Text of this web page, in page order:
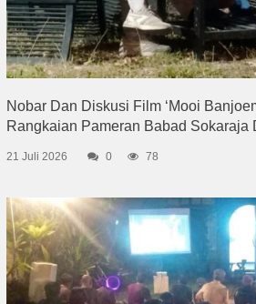
Nobar Dan Diskusi Film ‘Mooi
Rangkaian Pameran Babad Sokaraja
21 Juli 2026 0 78